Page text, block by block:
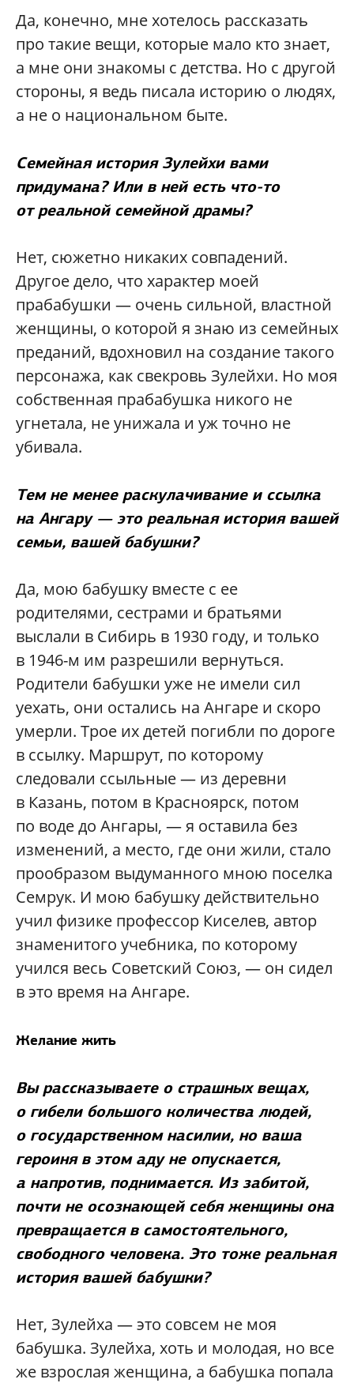
Да, конечно, мне хотелось рассказать
про такие вещи, которые мало кто знает,
а мне они знакомы с детства. Но с другой
стороны, я ведь писала историю о людях,
а не о национальном быте.
Семейная история Зулейхи вами
придумана? Или в ней есть что-то
от реальной семейной драмы?
Нет, сюжетно никаких совпадений.
Другое дело, что характер моей
прабабушки — очень сильной, властной
женщины, о которой я знаю из семейных
преданий, вдохновил на создание такого
персонажа, как свекровь Зулейхи. Но моя
собственная прабабушка никого не
угнетала, не унижала и уж точно не
убивала.
Тем не менее раскулачивание и ссылка
на Ангару — это реальная история вашей
семьи, вашей бабушки?
Да, мою бабушку вместе с ее
родителями, сестрами и братьями
выслали в Сибирь в 1930 году, и только
в 1946-м им разрешили вернуться.
Родители бабушки уже не имели сил
уехать, они остались на Ангаре и скоро
умерли. Трое их детей погибли по дороге
в ссылку. Маршрут, по которому
следовали ссыльные — из деревни
в Казань, потом в Красноярск, потом
по воде до Ангары, — я оставила без
изменений, а место, где они жили, стало
прообразом выдуманного мною поселка
Семрук. И мою бабушку действительно
учил физике профессор Киселев, автор
знаменитого учебника, по которому
учился весь Советский Союз, — он сидел
в это время на Ангаре.
Желание жить
Вы рассказываете о страшных вещах,
о гибели большого количества людей,
о государственном насилии, но ваша
героиня в этом аду не опускается,
а напротив, поднимается. Из забитой,
почти не осознающей себя женщины она
превращается в самостоятельного,
свободного человека. Это тоже реальная
история вашей бабушки?
Нет, Зулейха — это совсем не моя
бабушка. Зулейха, хоть и молодая, но все
же взрослая женщина, а бабушка попала